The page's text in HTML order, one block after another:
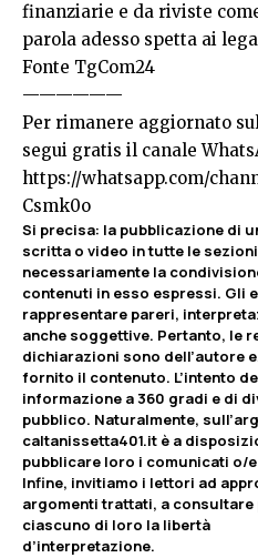
finanziarie e da riviste
parola adesso spetta ai
Fonte TgCom24
——————
Per rimanere aggiornato
segui gratis il canale
https://whatsapp.com/
Csmk0o
Si precisa: la pubblicazione di
scritta o video in tutte le
necessariamente la
contenuti in esso espressi. Gli
rappresentare pareri,
anche soggettive. Pertanto, le
dichiarazioni sono dell’autore
fornito il contenuto. L’intento
informazione a 360 gradi e di
pubblico. Naturalmente,
caltanissetta401.it è a
pubblicare loro i comunicati o/
Infine, invitiamo i lettori ad
argomenti trattati, a consultare
ciascuno di loro la libertà